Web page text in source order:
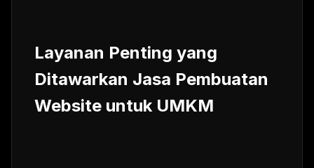
Layanan Penting yang
Ditawarkan Jasa Pembuatan
Website untuk UMKM